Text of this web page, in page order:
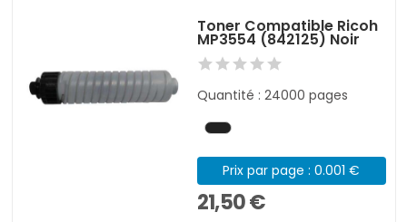
Toner Compatible Ricoh
MP3554 (842125) Noir
Quantité : 24000 pages
Prix par page : 0.001 €
21,50 €